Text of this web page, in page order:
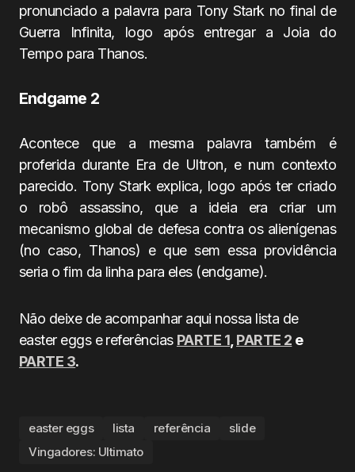
pronunciado a palavra para Tony Stark no final de
Guerra Infinita, logo após entregar a Joia do
Tempo para Thanos.
Endgame 2
Acontece que a mesma palavra também é
proferida durante Era de Ultron, e num contexto
parecido. Tony Stark explica, logo após ter criado
o robô assassino, que a ideia era criar um
mecanismo global de defesa contra os alienígenas
(no caso, Thanos) e que sem essa providência
seria o fim da linha para eles (endgame).
Não deixe de acompanhar aqui nossa lista de
easter eggs e referências PARTE 1 PARTE 2 e
PARTE 3.
easter eggs lista referência
slide
Vingadores: Ultimato